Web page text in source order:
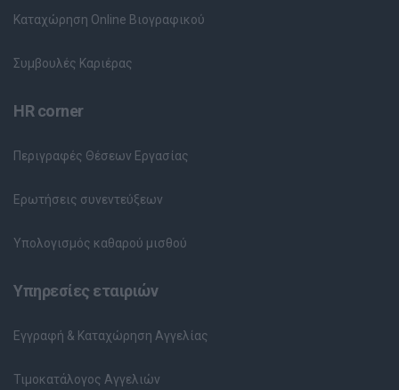
Καταχώρηση Online Βιογραφικού
Συμβουλές Καριέρας
HR corner
Περιγραφές Θέσεων Εργασίας
Ερωτήσεις συνεντεύξεων
Υπολογισμός καθαρού μισθού
Υπηρεσίες εταιριών
Εγγραφή & Καταχώρηση Αγγελίας
Τιμοκατάλογος Αγγελιών